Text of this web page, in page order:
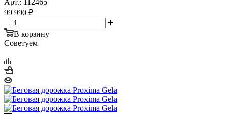
99 990 ₽
В корзину
Советуем